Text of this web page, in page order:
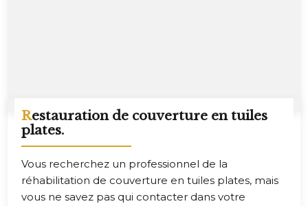
Restauration de couverture en tuiles
plates.
Vous recherchez un professionnel de la
réhabilitation de couverture en tuiles plates, mais
vous ne savez pas qui contacter dans votre